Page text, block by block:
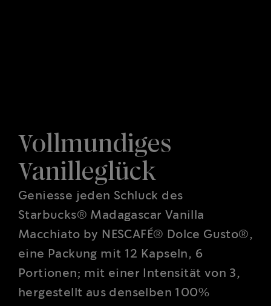
Vollmundiges
Vanilleglück
Geniesse jeden Schluck des
Starbucks® Madagascar Vanilla
Macchiato by NESCAFÉ® Dolce Gusto®,
eine Packung mit 12 Kapseln, 6
Portionen; mit einer Intensität von 3,
hergestellt aus denselben 100%